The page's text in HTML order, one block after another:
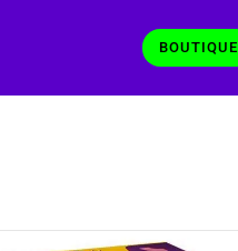
BOUTIQUE